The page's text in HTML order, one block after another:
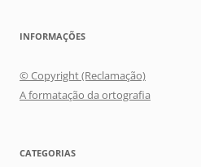
INFORMAÇÕES
© Copyright (Reclamação)
A formatação da ortografia
CATEGORIAS